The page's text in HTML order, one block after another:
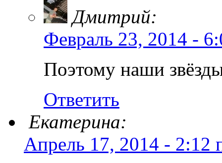
Дмитрий:
Февраль 23, 2014 -
Поэтому наши
Ответить
Екатерина:
Апрель 17, 2014 - 2:12